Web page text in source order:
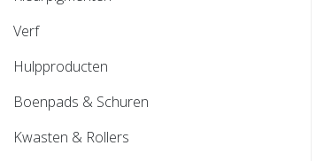
Verf
Hulpproducten
Boenpads & Schuren
Kwasten & Rollers